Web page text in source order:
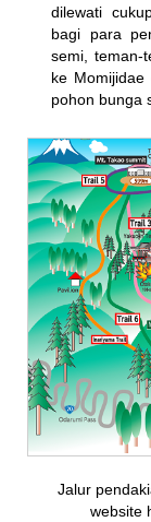
dilewati
bagi para
semi, teman-
ke
pohon bunga
Jalur
website